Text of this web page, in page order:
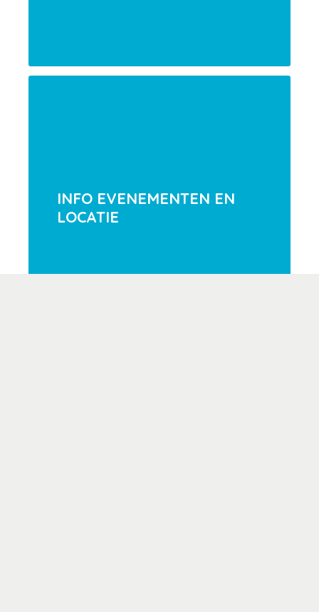
INFO EVENEMENTEN EN
LOCATIE